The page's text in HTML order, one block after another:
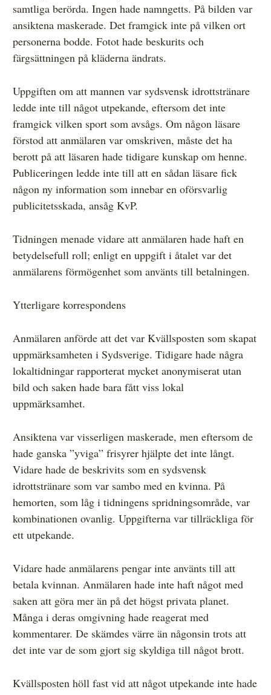
samtliga berörda. Ingen hade namngetts. På bilden var
ansiktena maskerade. Det framgick inte på vilken ort
personerna bodde. Fotot hade beskurits och
färgsättningen på kläderna ändrats.
Uppgiften om att mannen var sydsvensk idrottstränare
ledde inte till något utpekande, eftersom det inte
framgick vilken sport som avsågs. Om någon läsare
förstod att anmälaren var omskriven, måste det ha
berott på att läsaren hade tidigare kunskap om henne.
Publiceringen ledde inte till att en sådan läsare fick
någon ny information som innebar en oförsvarlig
publicitetsskada, ansåg KvP.
Tidningen menade vidare att anmälaren hade haft en
betydelsefull roll; enligt en uppgift i åtalet var det
anmälarens förmögenhet som använts till betalningen.
Ytterligare korrespondens
Anmälaren anförde att det var Kvällsposten som skapat
uppmärksamheten i Sydsverige. Tidigare hade några
lokaltidningar rapporterat mycket anonymiserat utan
bild och saken hade bara fått viss lokal
uppmärksamhet.
Ansiktena var visserligen maskerade, men eftersom de
hade ganska ”yviga” frisyrer hjälpte det inte långt.
Vidare hade de beskrivits som en sydsvensk
idrottstränare som var sambo med en kvinna. På
hemorten, som låg i tidningens spridningsområde, var
kombinationen ovanlig. Uppgifterna var tillräckliga för
ett utpekande.
Vidare hade anmälarens pengar inte använts till att
betala kvinnan. Anmälaren hade inte haft något med
saken att göra mer än på det högst privata planet.
Många i deras omgivning hade reagerat med
kommentarer. De skämdes värre än någonsin trots att
det inte var de som gjort sig skyldiga till något brott.
Kvällsposten höll fast vid att något utpekande inte hade